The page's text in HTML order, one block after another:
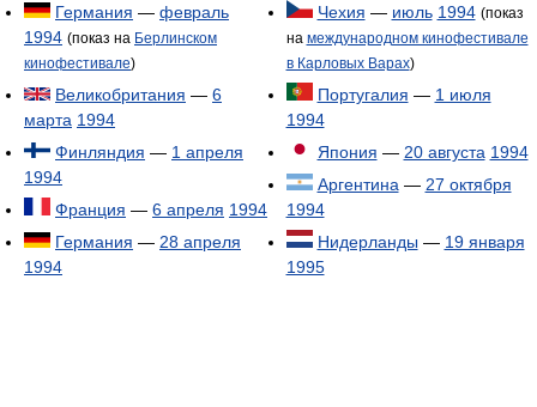
Германия — февраль
1994 (показ на Берлинском
кинофестивале)
Великобритания — 6
марта 1994
Финляндия — 1 апреля
1994
Франция — 6 апреля 1994
Германия — 28 апреля
1994
Чехия — июль 1994 (показ
на международном кинофестивале
в Карловых Варах)
Португалия — 1 июля
1994
Япония — 20 августа 1994
Аргентина — 27 октября
1994
Нидерланды — 19 января
1995